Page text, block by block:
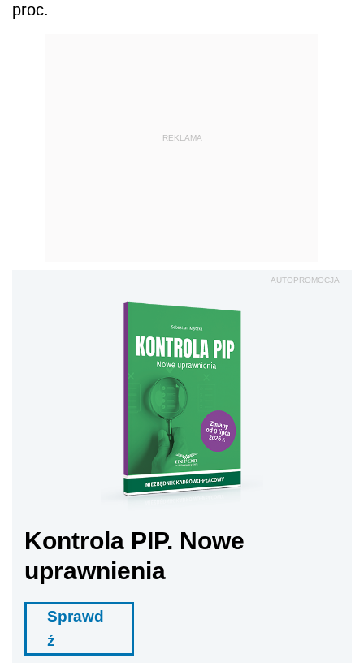
proc.
REKLAMA
AUTOPROMOCJA
Kontrola PIP. Nowe
uprawnienia
Sprawd
ź